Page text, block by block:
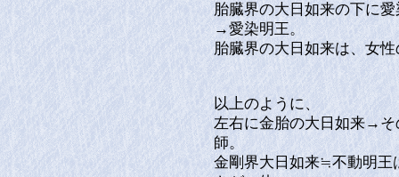
胎臓界の大日如来の下に
→愛染明王。
胎臓界の大日如来は、女
以上のように、
左右に金胎の大日如来→
師。
金剛界大日如来≒不動明王